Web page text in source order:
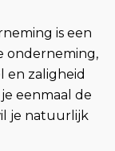
is een
onderneming,
en zaligheid
eenmaal de
je natuurlijk